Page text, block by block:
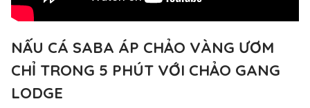
NẤU CÁ SABA ÁP CHẢO VÀNG ƯƠM
CHỈ TRONG 5 PHÚT VỚI CHẢO GANG
LODGE